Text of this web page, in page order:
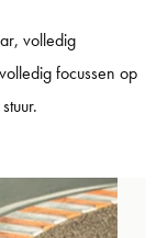
volledig
focussen op